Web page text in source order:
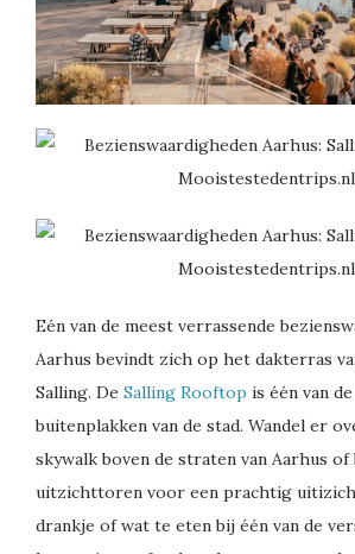
Eén van de meest verrassende
Aarhus bevindt zich op het dakterras
Salling. De Salling Rooftop is één van
buitenplakken van de stad. Wandel er
skywalk boven de straten van Aarhus of
uitzichttoren voor een prachtig
drankje of wat te eten bij één van de